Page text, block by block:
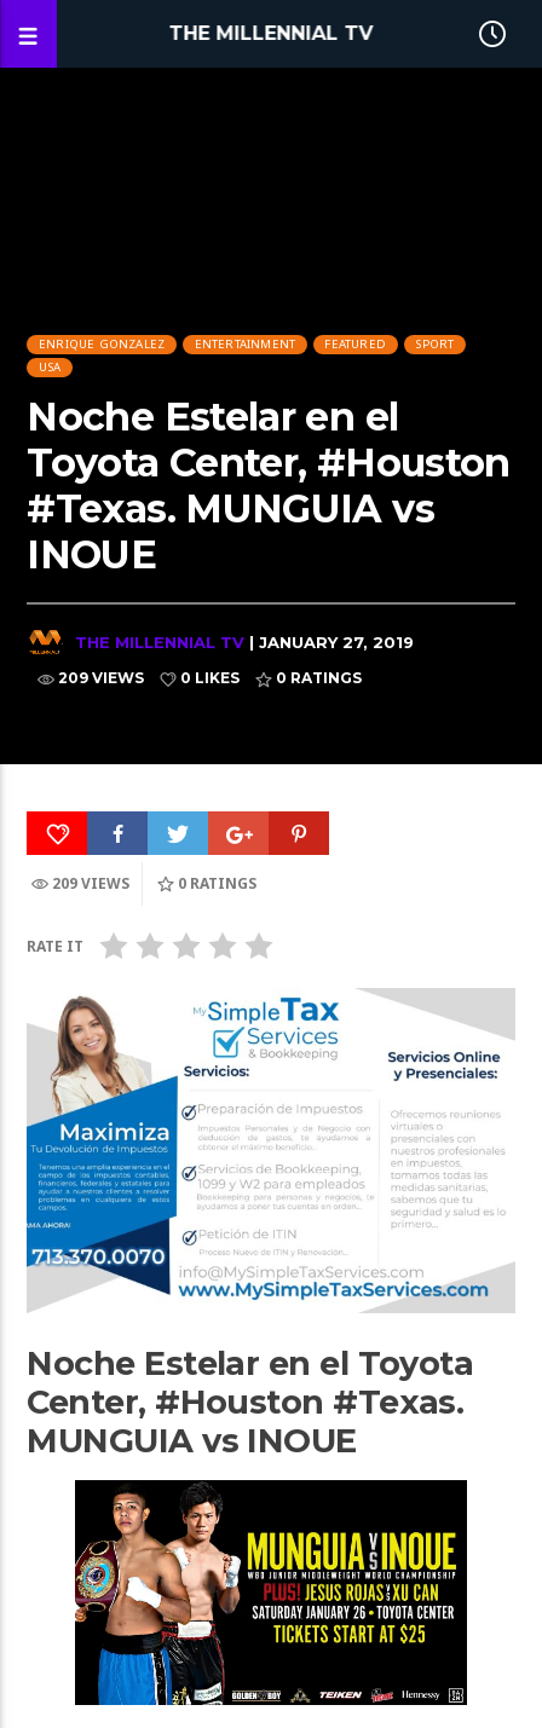
THE MILLENNIAL TV
ENRIQUE GONZALEZ ENTERTAINMENT FEATURED
SPORT
USA
Noche Estelar en el
Toyota Center, #Houston
#Texas. MUNGUIA vs
INOUE
THE MILLENNIAL TV | JANUARY 27, 2019
209 VIEWS 0 LIKES 0 RATINGS
209 VIEWS 0 RATINGS
RATE IT
Noche Estelar en el Toyota
Center, #Houston #Texas.
MUNGUIA vs INOUE